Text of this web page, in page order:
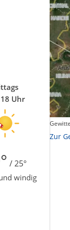
Uhr
/ 25°
windig
Zur